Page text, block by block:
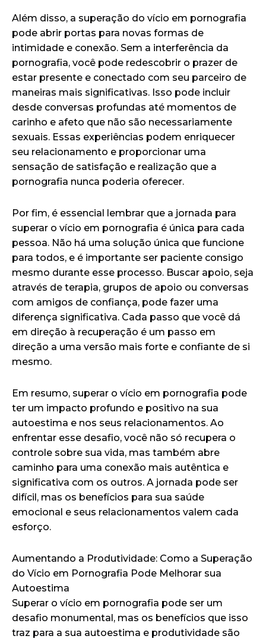
Além disso, a superação do vício em pornografia
pode abrir portas para novas formas de
intimidade e conexão. Sem a interferência da
pornografia, você pode redescobrir o prazer de
estar presente e conectado com seu parceiro de
maneiras mais significativas. Isso pode incluir
desde conversas profundas até momentos de
carinho e afeto que não são necessariamente
sexuais. Essas experiências podem enriquecer
seu relacionamento e proporcionar uma
sensação de satisfação e realização que a
pornografia nunca poderia oferecer.
Por fim, é essencial lembrar que a jornada para
superar o vício em pornografia é única para cada
pessoa. Não há uma solução única que funcione
para todos, e é importante ser paciente consigo
mesmo durante esse processo. Buscar apoio, seja
através de terapia, grupos de apoio ou conversas
com amigos de confiança, pode fazer uma
diferença significativa. Cada passo que você dá
em direção à recuperação é um passo em
direção a uma versão mais forte e confiante de si
mesmo.
Em resumo, superar o vício em pornografia pode
ter um impacto profundo e positivo na sua
autoestima e nos seus relacionamentos. Ao
enfrentar esse desafio, você não só recupera o
controle sobre sua vida, mas também abre
caminho para uma conexão mais autêntica e
significativa com os outros. A jornada pode ser
difícil, mas os benefícios para sua saúde
emocional e seus relacionamentos valem cada
esforço.
Aumentando a Produtividade: Como a Superação
do Vício em Pornografia Pode Melhorar sua
Autoestima
Superar o vício em pornografia pode ser um
desafio monumental, mas os benefícios que isso
traz para a sua autoestima e produtividade são